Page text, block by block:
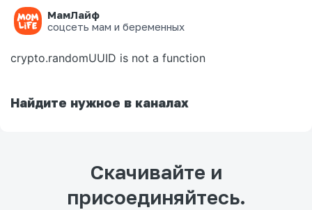
МамЛайф
соцсеть мам и беременных
Ошибка на странице
crypto.randomUUID is not a function
Найдите нужное в каналах
Скачивайте и
присоединяйтесь.